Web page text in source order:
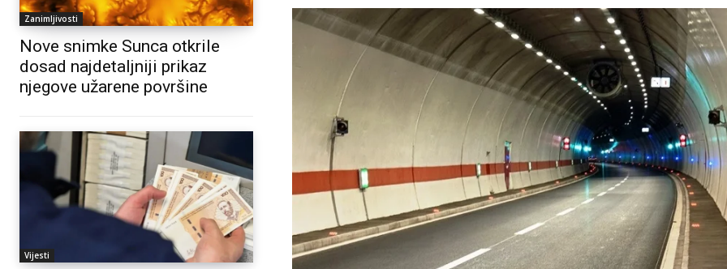
Zanimljivosti
Nove snimke Sunca otkrile
dosad najdetaljniji prikaz
njegove užarene površine
Vijesti